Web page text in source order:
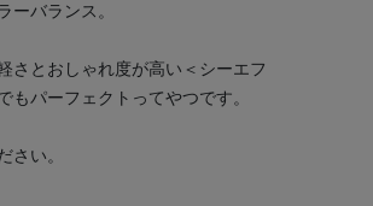
ーバランス。
さとおしゃれ度が高い＜シーエフ
パーフェクトってやつです。
さい。